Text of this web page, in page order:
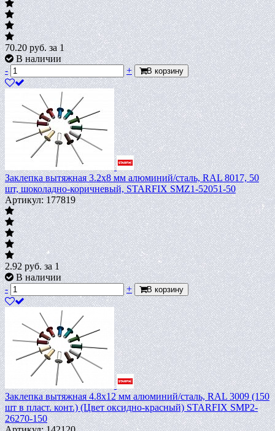
70.20руб.за 1
В наличии
-
+ В корзину
Заклепка вытяжная 3.2х8 мм алюминий/сталь, RAL 8017, 50
шт, шоколадно-коричневый, STARFIX SMZ1-52051-50
Артикул: 177819
2.92руб.за 1
В наличии
-
+ В корзину
Заклепка вытяжная 4.8х12 мм алюминий/сталь, RAL 3009 (150
шт в пласт. конт.) (Цвет оксидно-красный) STARFIX SMP2-
26270-150